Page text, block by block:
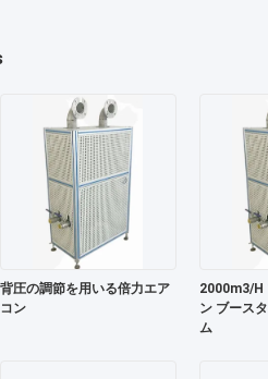
背圧の調節を用いる倍力エア
コン
2000m3/H
ン ブース
ム